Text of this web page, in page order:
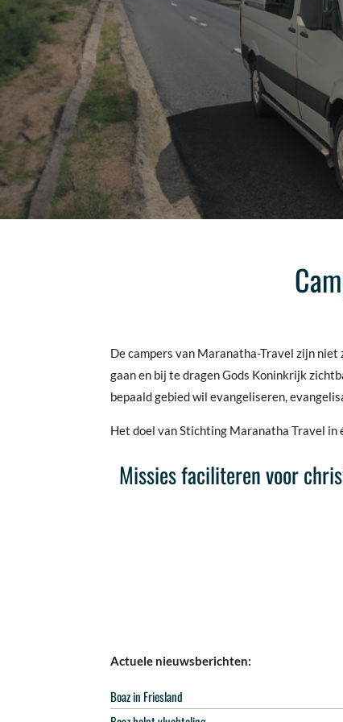
De campers van Maranatha-Travel zijn niet
gaan en bij te dragen Gods Koninkrijk
bepaald gebied wil evangeliseren,
Het doel van Stichting Maranatha Travel in
Missies faciliteren voor
Actuele nieuwsberichten:
Boaz in Friesland